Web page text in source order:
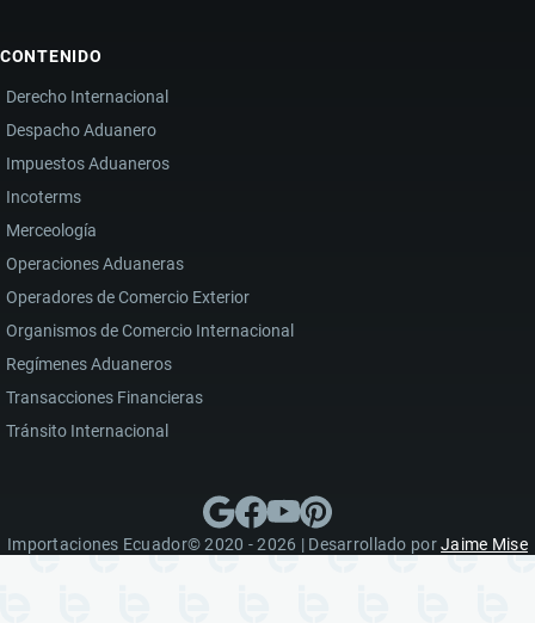
CONTENIDO
Derecho Internacional
Despacho Aduanero
Impuestos Aduaneros
Incoterms
Merceología
Operaciones Aduaneras
Operadores de Comercio Exterior
Organismos de Comercio Internacional
Regímenes Aduaneros
Transacciones Financieras
Tránsito Internacional
Importaciones Ecuador© 2020 - 2026 | Desarrollado porJaime Mise